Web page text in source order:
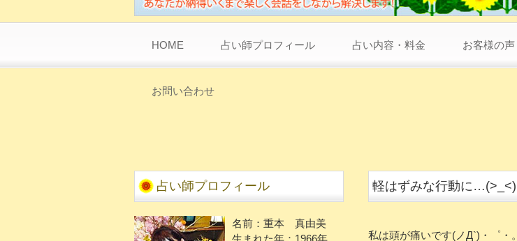
HOME 占い師プロフィール 占い内容・料金 お客様の声
お問い合わせ
軽はずみな行動に…(>_<)
私は頭が痛いです(ノД`)・゜・。
占い師プロフィール
名前：重本 真由美